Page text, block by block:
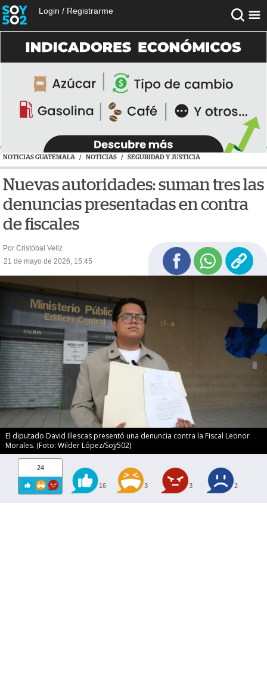
Login / Registrarme
NOTICIAS GUATEMALA / NOTICIAS / SEGURIDAD Y JUSTICIA
Nuevas autoridades: suman tres las
denuncias presentadas en contra
de fiscales
Por Cristóbal Veliz
21 de mayo de 2026, 15:45
El diputado David Illescas presentó una denuncia contra la Fiscal Leonor
Morales. (Foto: Wilder López/Soy502)
24
16 3 3 2